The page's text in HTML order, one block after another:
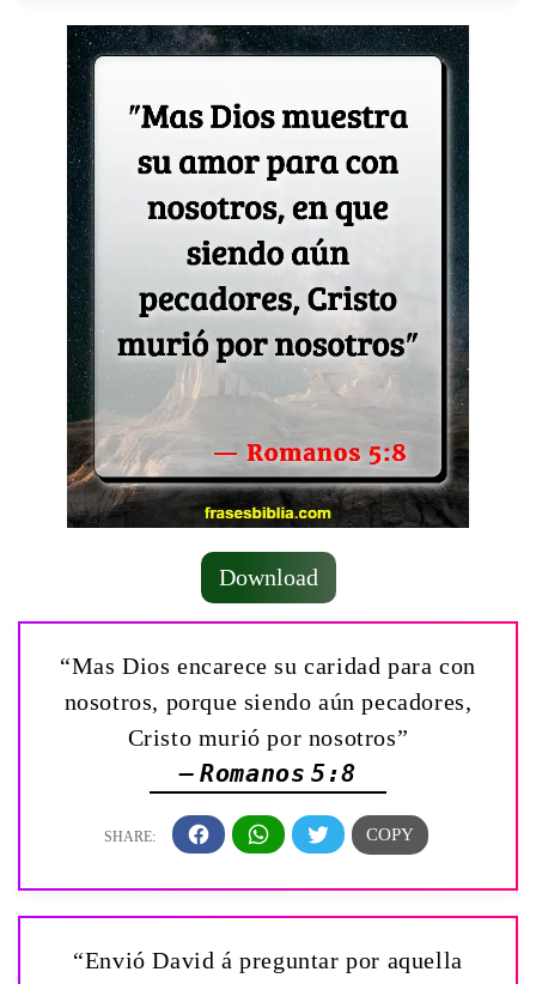
Download
“Mas Dios encarece su caridad para con
nosotros, porque siendo aún pecadores,
Cristo murió por nosotros”
— Romanos 5:8
“Envió David á preguntar por aquella